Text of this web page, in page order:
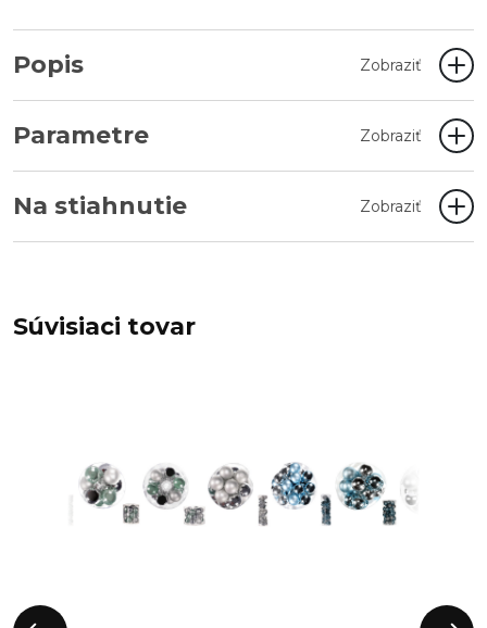
Popis Zobraziť
Parametre Zobraziť
Na stiahnutie Zobraziť
Súvisiaci tovar